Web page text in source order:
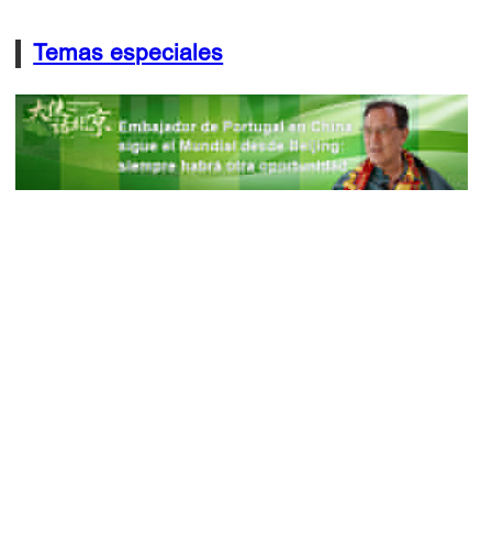
Temas especiales